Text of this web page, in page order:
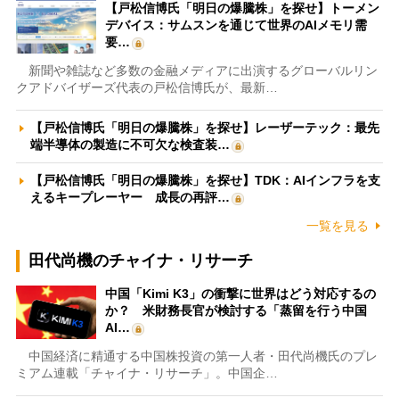
【戸松信博氏「明日の爆騰株」を探せ】トーメン
デバイス：サムスンを通じて世界のAIメモリ需
要…
新聞や雑誌など多数の金融メディアに出演するグローバルリン
クアドバイザーズ代表の戸松信博氏が、最新…
【戸松信博氏「明日の爆騰株」を探せ】レーザーテック：最先
端半導体の製造に不可欠な検査装…
【戸松信博氏「明日の爆騰株」を探せ】TDK：AIインフラを支
えるキープレーヤー 成長の再評…
一覧を見る
田代尚機のチャイナ・リサーチ
中国「Kimi K3」の衝撃に世界はどう対応するの
か？ 米財務長官が検討する「蒸留を行う中国
AI…
中国経済に精通する中国株投資の第一人者・田代尚機氏のプレ
ミアム連載「チャイナ・リサーチ」。中国企…